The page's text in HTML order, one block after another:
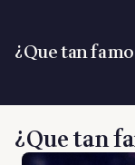
¿Que tan
¿Que tan